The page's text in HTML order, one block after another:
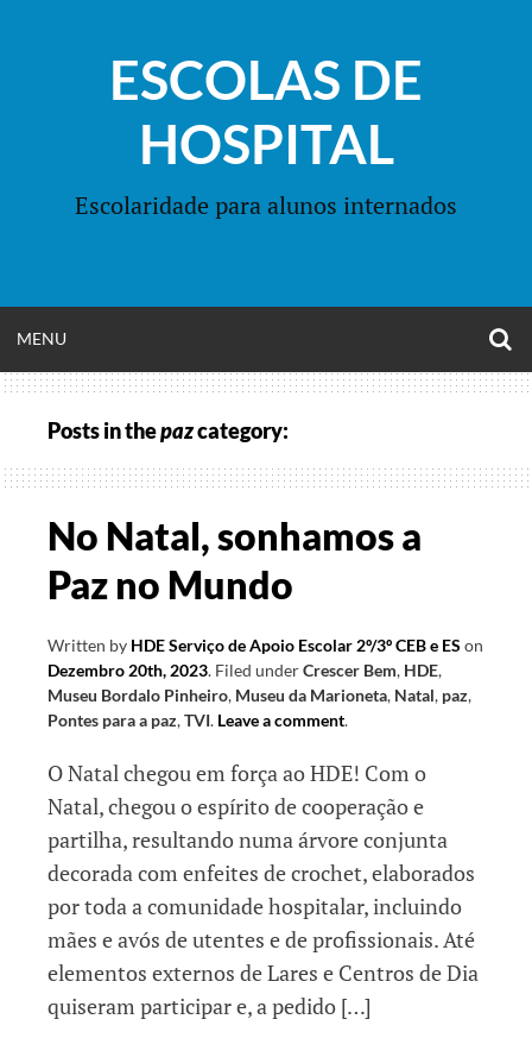
ESCOLAS DE
HOSPITAL
Escolaridade para alunos internados
MENU
MENU
Posts in thepazcategory:
No Natal, sonhamos a
Paz no Mundo
Written by HDE Serviço de Apoio Escolar 2º/3º CEB e ES on
Dezembro 20th, 2023. Filed underCrescer Bem, HDE,
Museu Bordalo Pinheiro, Museu da Marioneta, Natal, paz,
Pontes para a paz,TVI. Leave a comment.
O Natal chegou em força ao HDE! Com o
Natal, chegou o espírito de cooperação e
partilha, resultando numa árvore conjunta
decorada com enfeites de crochet, elaborados
por toda a comunidade hospitalar, incluindo
mães e avós de utentes e de profissionais. Até
elementos externos de Lares e Centros de Dia
quiseram participar e, a pedido […]